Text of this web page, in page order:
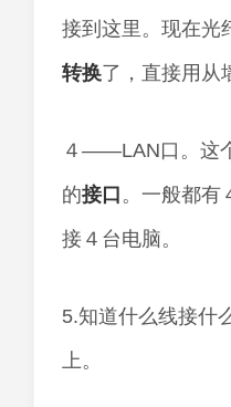
接到这里。现在光
转换了，直接用从
４——LAN口。这
的接口 。一般都有
接４台电脑。
5.知道什么线接什
上。